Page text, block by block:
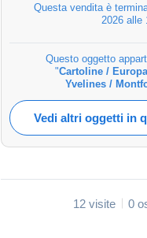
Questa vendita è
2026 alle
Questo oggetto
"Cartoline /
Yvelines /
Vedi altri oggetti in
12 visite 0